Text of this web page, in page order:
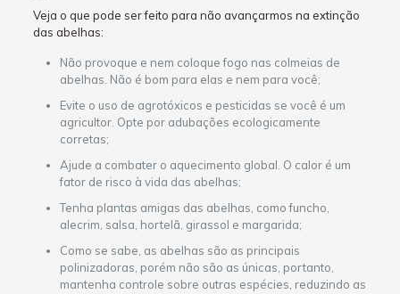
Veja o que pode ser feito para não avançarmos na extinção
das abelhas:
Não provoque e nem coloque fogo nas colmeias de
abelhas. Não é bom para elas e nem para você;
Evite o uso de agrotóxicos e pesticidas se você é um
agricultor. Opte por adubações ecologicamente
corretas;
Ajude a combater o aquecimento global. O calor é um
fator de risco à vida das abelhas;
Tenha plantas amigas das abelhas, como funcho,
alecrim, salsa, hortelã, girassol e margarida;
Como se sabe, as abelhas são as principais
polinizadoras, porém não são as únicas, portanto,
mantenha controle sobre outras espécies, reduzindo as